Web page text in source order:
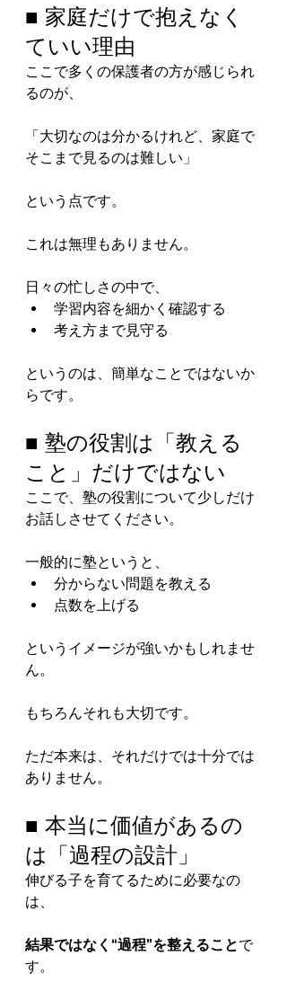
■ 家庭だけで抱えなく
ていい理由
ここで多くの保護者の方が感じられ
るのが、
「大切なのは分かるけれど、家庭で
そこまで見るのは難しい」
という点です。
これは無理もありません。
日々の忙しさの中で、
学習内容を細かく確認する
考え方まで見守る
というのは、簡単なことではないか
らです。
■ 塾の役割は「教える
こと」だけではない
ここで、塾の役割について少しだけ
お話しさせてください。
一般的に塾というと、
分からない問題を教える
点数を上げる
というイメージが強いかもしれませ
ん。
もちろんそれも大切です。
ただ本来は、それだけでは十分では
ありません。
■ 本当に価値があるの
は「過程の設計」
伸びる子を育てるために必要なの
は、
結果ではなく“過程”を整えることで
す。